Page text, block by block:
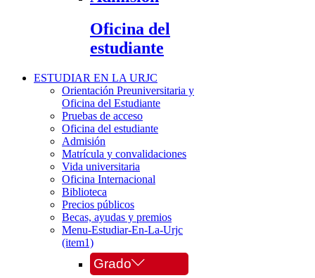
Oficina del
estudiante
ESTUDIAR EN LA URJC
Orientación Preuniversitaria y
Oficina del Estudiante
Pruebas de acceso
Oficina del estudiante
Admisión
Matrícula y convalidaciones
Vida universitaria
Oficina Internacional
Biblioteca
Precios públicos
Becas, ayudas y premios
Menu-Estudiar-En-La-Urjc
(item1)
Grado